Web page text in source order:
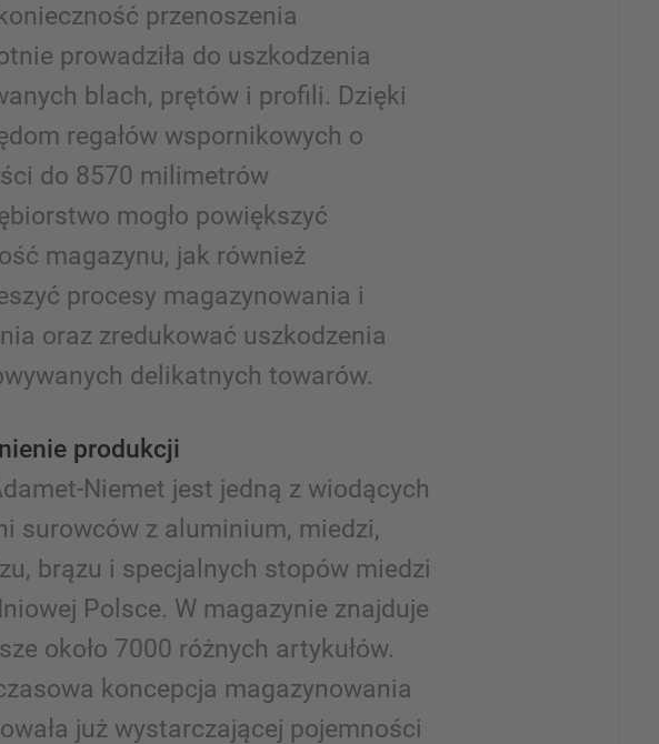
przenoszenia
prowadziła do uszkodzenia
blach, prętów i profili. Dzięki
regałów wspornikowych o
do 8570 milimetrów
mogło powiększyć
magazynu, jak również
procesy magazynowania i
oraz zredukować uszkodzenia
delikatnych towarów.
produkcji
Niemet jest jedną z wiodących
surowców z aluminium, miedzi,
brązu i specjalnych stopów miedzi
Polsce. W magazynie znajduje
około 7000 różnych artykułów.
koncepcja magazynowania
już wystarczającej pojemności